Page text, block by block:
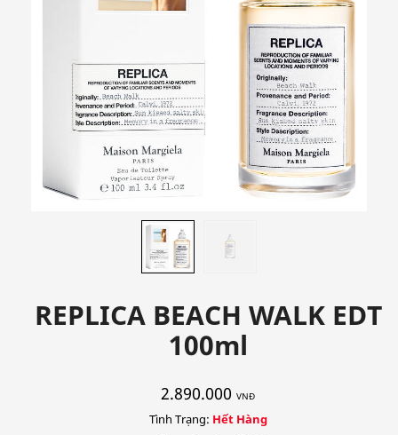
REPLICA BEACH WALK EDT
100ml
2.890.000 VNĐ
Tình Trạng: Hết Hàng